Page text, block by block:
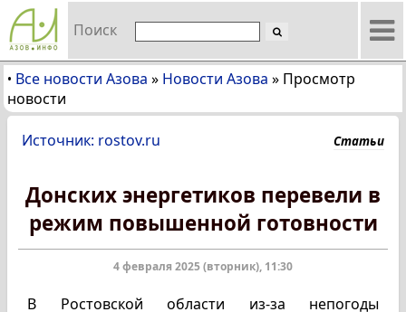
Поиск
• Все новости Азова » Новости Азова » Просмотр
новости
Источник: rostov.ru Статьи
Донских энергетиков перевели в
режим повышенной готовности
4 февраля 2025 (вторник), 11:30
В Ростовской области из-за непогоды